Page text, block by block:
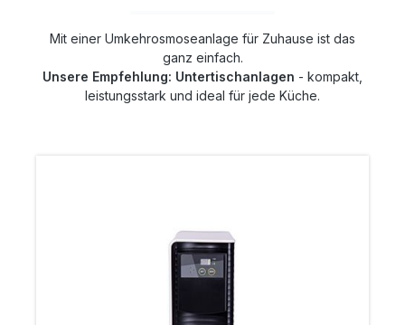
Mit einer Umkehrosmoseanlage für Zuhause ist das
ganz einfach.
Unsere Empfehlung: Untertischanlagen - kompakt,
leistungsstark und ideal für jede Küche.